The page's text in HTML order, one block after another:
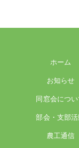
ホーム
お知らせ
同窓会につい
部会・支部
農工通信